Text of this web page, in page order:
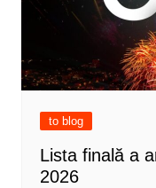
to blog
Lista finală a
2026